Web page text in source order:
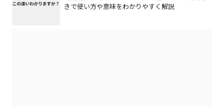
きで使い方や意味をわかりやすく解説